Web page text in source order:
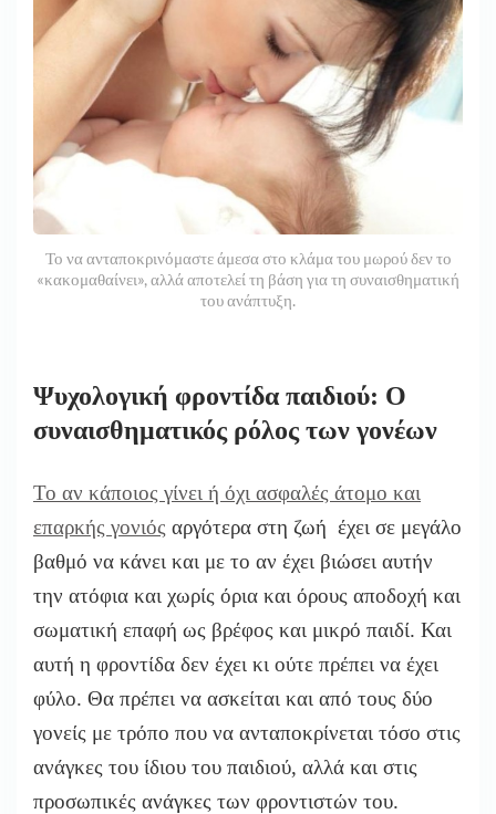
Το να ανταποκρινόμαστε άμεσα στο κλάμα του μωρού δεν το
«κακομαθαίνει», αλλά αποτελεί τη βάση για τη συναισθηματική
του ανάπτυξη.
Ψυχολογική φροντίδα παιδιού: Ο
συναισθηματικός ρόλος των γονέων
Το αν κάποιος γίνει ή όχι ασφαλές άτομο και
επαρκής γονιός αργότερα στη ζωή έχει σε μεγάλο
βαθμό να κάνει και με το αν έχει βιώσει αυτήν
την ατόφια και χωρίς όρια και όρους αποδοχή και
σωματική επαφή ως βρέφος και μικρό παιδί. Και
αυτή η φροντίδα δεν έχει κι ούτε πρέπει να έχει
φύλο. Θα πρέπει να ασκείται και από τους δύο
γονείς με τρόπο που να ανταποκρίνεται τόσο στις
ανάγκες του ίδιου του παιδιού, αλλά και στις
προσωπικές ανάγκες των φροντιστών του.